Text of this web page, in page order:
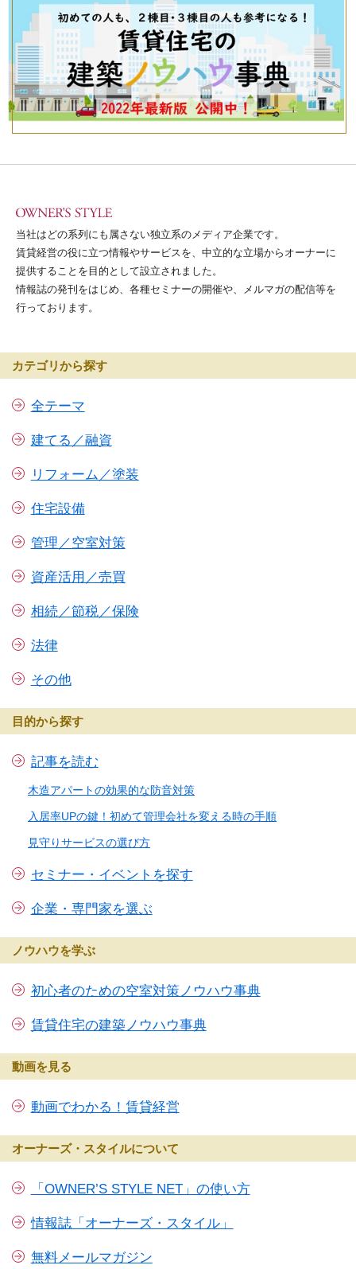
当社はどの系列にも属さない独立系のメディア企業です。
賃貸経営の役に立つ情報やサービスを、中立的な立場からオーナーに
提供することを目的として設立されました。
情報誌の発刊をはじめ、各種セミナーの開催や、メルマガの配信等を
行っております。
カテゴリから探す
全テーマ
建てる／融資
リフォーム／塗装
住宅設備
管理／空室対策
資産活用／売買
相続／節税／保険
法律
その他
目的から探す
記事を読む
木造アパートの効果的な防音対策
入居率UPの鍵！初めて管理会社を変える時の手順
見守りサービスの選び方
セミナー・イベントを探す
企業・専門家を選ぶ
ノウハウを学ぶ
初心者のための空室対策ノウハウ事典
賃貸住宅の建築ノウハウ事典
動画を見る
動画でわかる！賃貸経営
オーナーズ・スタイルについて
「OWNER’S STYLE NET」の使い方
情報誌「オーナーズ・スタイル」
無料メールマガジン